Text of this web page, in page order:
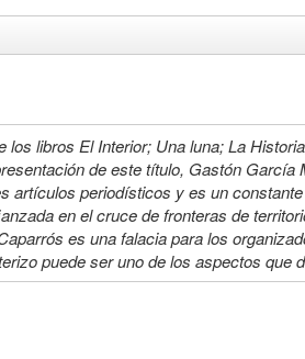
libros El Interior; Una luna; La
de este título, Gastón García
artículos periodísticos y es un
en el cruce de fronteras de
es una falacia para los
puede ser uno de los aspectos que